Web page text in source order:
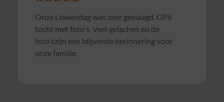
Samen met collega's Sterrenslag gedaan.
Alles was goed geregeld, soms wat te druk op
het veld door andere groepen, waardoor het
soms wat rommelig verliep. Maar verder zeer